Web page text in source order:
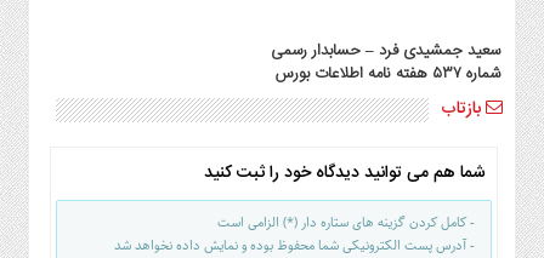
سعید جمشیدی فرد – حسابدار رسمی
شماره ۵۳۷ هفته نامه اطلاعات بورس
بازتاب
شما هم می توانید دیدگاه خود را ثبت کنید
- کامل کردن گزینه های ستاره دار (*) الزامی است
- آدرس پست الکترونیکی شما محفوظ بوده و نمایش داده نخواهد شد